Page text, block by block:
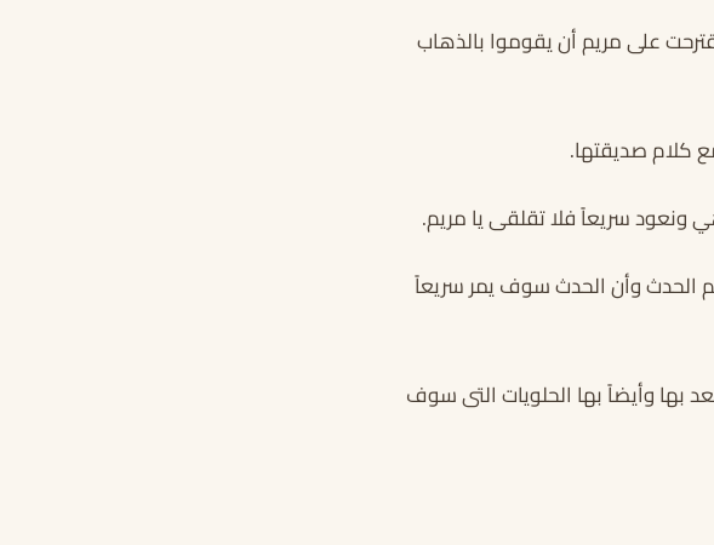
على مريم أن يقوموا بالذهاب
كلام صديقتها.
سريعاً فلا تقلقى يا مريم.
الحدث وأن الحدث سوف يمر سريعاً
بها وأيضاً بها الحلويات التى سوف